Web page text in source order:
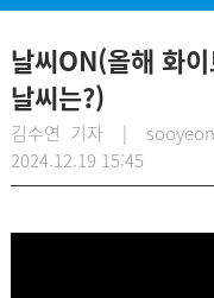
날씨ON(올해 화
날씨는?)
김수연 기자 |
2024.12.19 15:45